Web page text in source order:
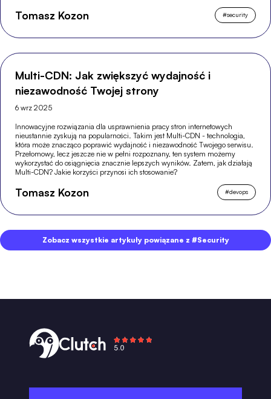
Tomasz Kozon #security
Multi-CDN: Jak zwiększyć wydajność i
niezawodność Twojej strony
6 wrz 2025
Innowacyjne rozwiązania dla usprawnienia pracy stron internetowych
nieustannie zyskują na popularności. Takim jest Multi-CDN - technologia,
która może znacząco poprawić wydajność i niezawodność Twojego serwisu.
Przełomowy, lecz jeszcze nie w pełni rozpoznany, ten system możemy
wykorzystać do osiągnięcia znacznie lepszych wyników. Zatem, jak działają
Multi-CDN? Jakie korzyści przynosi ich stosowanie?
Tomasz Kozon #devops
Zobacz wszystkie artykuły powiązane z #Security